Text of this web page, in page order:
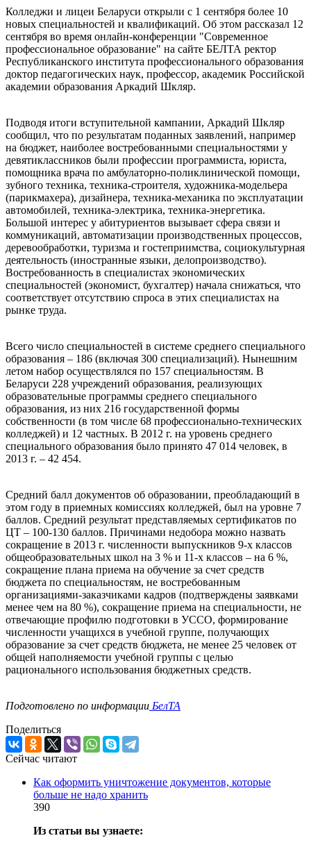
Колледжи и лицеи Беларуси открыли с 1 сентября более 10
новых специальностей и квалификаций. Об этом рассказал 12
сентября во время онлайн-конференции "Современное
профессиональное образование" на сайте БЕЛТА ректор
Республиканского института профессионального образования
доктор педагогических наук, профессор, академик Российской
академии образования Аркадий Шкляр.
Подводя итоги вступительной кампании, Аркадий Шкляр
сообщил, что по результатам поданных заявлений, например
на бюджет, наиболее востребованными специальностями у
девятиклассников были профессии программиста, юриста,
помощника врача по амбулаторно-поликлинической помощи,
зубного техника, техника-строителя, художника-модельера
(парикмахера), дизайнера, техника-механика по эксплуатации
автомобилей, техника-электрика, техника-энергетика.
Большой интерес у абитуриентов вызывает сфера связи и
коммуникаций, автоматизации производственных процессов,
деревообработки, туризма и гостеприимства, социокультурная
деятельность (иностранные языки, делопроизводство).
Востребованность в специалистах экономических
специальностей (экономист, бухгалтер) начала снижаться, что
соответствует отсутствию спроса в этих специалистах на
рынке труда.
Всего число специальностей в системе среднего специального
образования – 186 (включая 300 специализаций). Нынешним
летом набор осуществлялся по 157 специальностям. В
Беларуси 228 учреждений образования, реализующих
образовательные программы среднего специального
образования, из них 216 государственной формы
собственности (в том числе 68 профессионально-технических
колледжей) и 12 частных. В 2012 г. на уровень среднего
специального образования было принято 47 014 человек, в
2013 г. – 42 454.
Средний балл документов об образовании, преобладающий в
этом году в приемных комиссиях колледжей, был на уровне 7
баллов. Средний результат представляемых сертификатов по
ЦТ – 100-130 баллов. Причинами недобора можно назвать
сокращение в 2013 г. численности выпускников 9-х классов
общеобразовательных школ на 3 % и 11-х классов – на 6 %,
сокращение плана приема на обучение за счет средств
бюджета по специальностям, не востребованным
организациями-заказчиками кадров (подтверждены заявками
менее чем на 80 %), сокращение приема на специальности, не
отвечающие профилю подготовки в УССО, формирование
численности учащихся в учебной группе, получающих
образование за счет средств бюджета, не менее 25 человек от
общей наполняемости учебной группы с целью
рационального использования бюджетных средств.
Подготовлено по информации БелТА
Поделиться
Сейчас читают
Как оформить уничтожение документов, которые
больше не надо хранить
390
Из статьи вы узнаете: